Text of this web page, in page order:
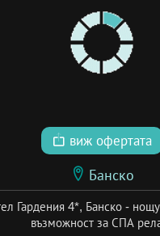
виж офертата
Банско
Гардения 4*, Банско -
възможност за СПА